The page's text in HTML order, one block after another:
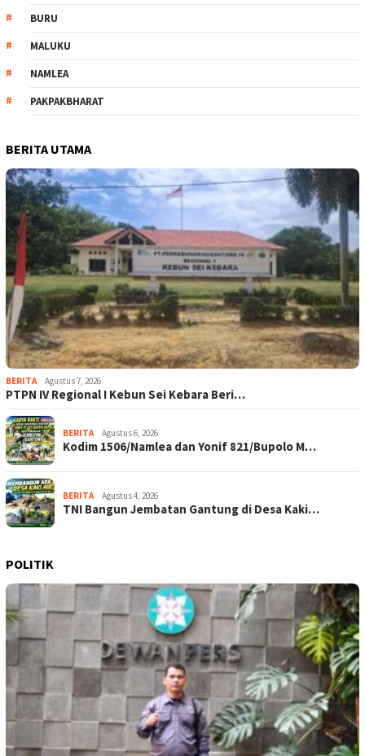
BURU
MALUKU
NAMLEA
PAKPAKBHARAT
BERITA UTAMA
BERITA Agustus 7, 2026
PTPN IV Regional I Kebun Sei Kebara Beri…
BERITA Agustus 6, 2026
Kodim 1506/Namlea dan Yonif 821/Bupolo M…
BERITA Agustus 4, 2026
TNI Bangun Jembatan Gantung di Desa Kaki…
POLITIK